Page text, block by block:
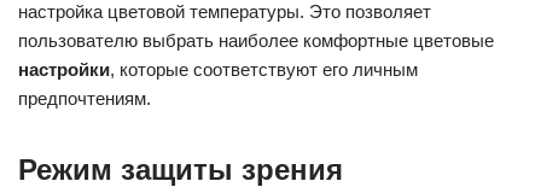
настройка цветовой температуры. Это позволяет
пользователю выбрать наиболее комфортные цветовые
настройки, которые соответствуют его личным
предпочтениям.
Режим защиты зрения